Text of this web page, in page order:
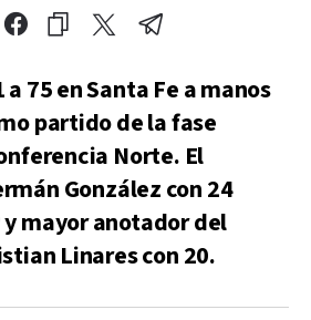
a 75 en Santa Fe a manos
partido de la fase
Norte. El
González con 24
y mayor anotador del
Linares con 20.